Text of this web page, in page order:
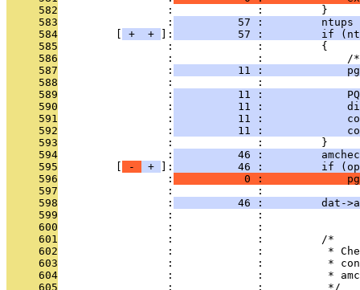
     582
                 :             :         }
     583
                 :
57 :         ntups
     584
+ + ]:
57 :         if
     585
                 :             :         {
     586
:             :
     587
                 :
11 :
     588
:             :
     589
                 :
11 :
     590
                 :
11 :
     591
                 :
11 :
     592
                 :
11 :
     593
                 :             :         }
     594
                 :
46 :
     595
- + ]:
46 :         if
     596
                 :
0 :
     597
:             :
     598
                 :
46 :         dat-
     599
:             :
     600
                 :             :
     601
                 :             :         /*
     602
:             :          *
     603
:             :          *
     604
:             :          *
     605
                 :             :          */